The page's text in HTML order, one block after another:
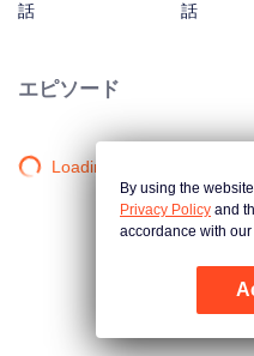
話
話
エピソード
Loading…
By using the
Privacy Policy and
accordance with our